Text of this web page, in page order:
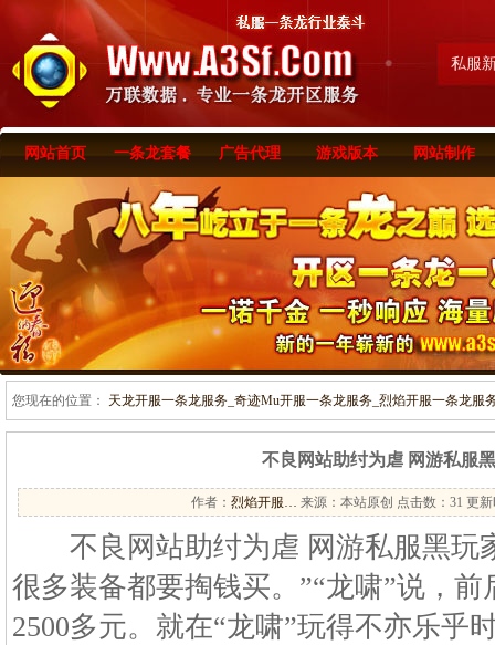
私服
网站首页 一条龙套餐 广告代理 游戏版本 网站制作
您现在的位置： 天龙开服一条龙服务_奇迹Mu开服一条龙服务_烈焰开服一条龙服
不良网站助纣为虐 网游私服
作者： 烈焰开服… 来源：本站原创 点击数： 31 更新
不良网站助纣为虐 网游私服黑玩
很多装备都要掏钱买。”“龙啸”说，
2500多元。就在“龙啸”玩得不亦乐乎